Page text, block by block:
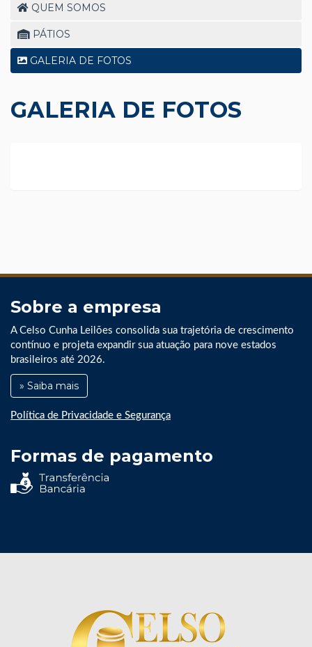
QUEM SOMOS
PÁTIOS
GALERIA DE FOTOS
GALERIA DE FOTOS
Sobre a empresa
A Celso Cunha Leilões consolida sua trajetória de crescimento
contínuo e projeta expandir sua atuação para nove estados
brasileiros até 2026.
» Saiba mais
Política de Privacidade e Segurança
Formas de pagamento